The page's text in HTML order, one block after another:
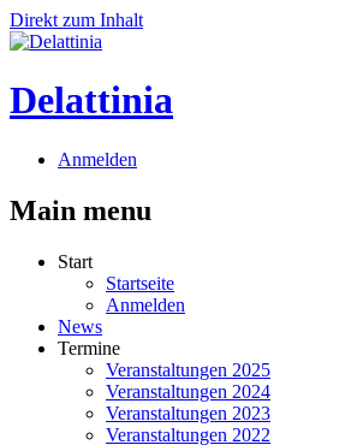
Direkt zum Inhalt
Delattinia
Anmelden
Main menu
Start
Startseite
Anmelden
News
Termine
Veranstaltungen 2025
Veranstaltungen 2024
Veranstaltungen 2023
Veranstaltungen 2022